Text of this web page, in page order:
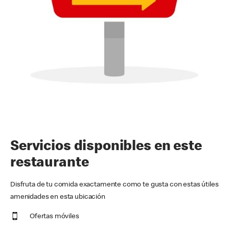
Servicios disponibles en este
restaurante
Disfruta de tu comida exactamente como te gusta con estas útiles
amenidades en esta ubicación
Ofertas móviles